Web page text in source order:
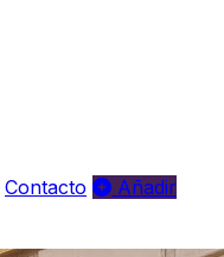
Contacto
Añadir